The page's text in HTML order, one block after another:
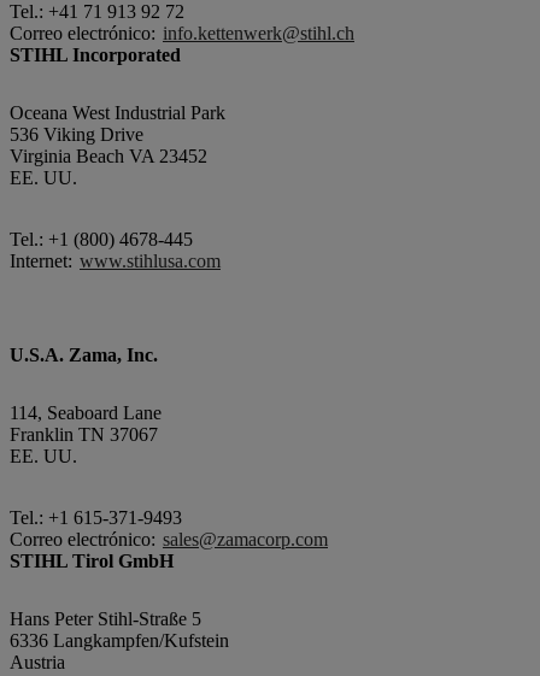
Tel.: +41 71 913 92 72
Correo electrónico: info.kettenwerk@stihl.ch
STIHL Incorporated
Oceana West Industrial Park
536 Viking Drive
Virginia Beach VA 23452
EE. UU.
Tel.: +1 (800) 4678-445
Internet: www.stihlusa.com
U.S.A. Zama, Inc.
114, Seaboard Lane
Franklin TN 37067
EE. UU.
Tel.: +1 615-371-9493
Correo electrónico: sales@zamacorp.com
STIHL Tirol GmbH
Hans Peter Stihl-Straße 5
6336 Langkampfen/Kufstein
Austria